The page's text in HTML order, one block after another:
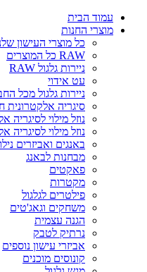
עמוד הבית
מוצרי החנות
כל מוצרי העישון
RAW כל המוצרים
ניירות גלגול RAW
עט אידוי
ניירות גלגול מכל
סיגריה אלקטרונית
נוזל מילוי לסיגריה
נוזל מילוי לסיגריה
באנגים ואביזרים
מבחנות לבאנג
פאקטים
מקטרות
פילטרים לגלגול
משחקים וגאג'טים
הגנה עצמית
נרתיק לטבק
אביזרי עישון נוספים
קונוסים מוכנים